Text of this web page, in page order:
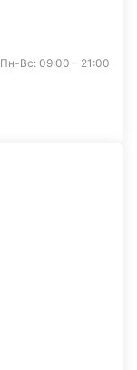
Пн-Вс: 09:00 - 21:00